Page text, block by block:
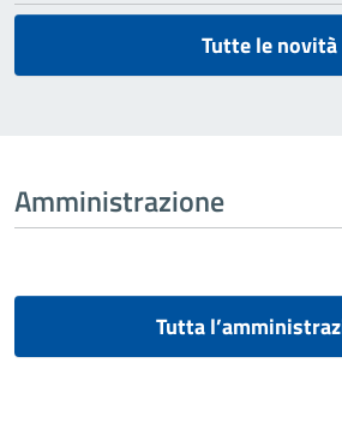
Tutte le novità
Amministrazione
Tutta